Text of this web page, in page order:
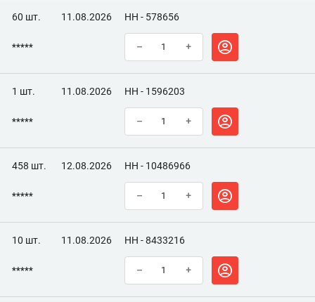
60 шт. 11.08.2026 НН - 578656
***** – +
1 шт. 11.08.2026 НН - 1596203
***** – +
458 шт. 12.08.2026 НН - 10486966
***** – +
10 шт. 11.08.2026 НН - 8433216
***** – +